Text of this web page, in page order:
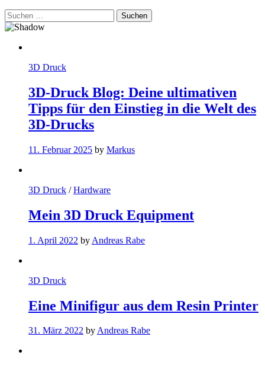
Suchen
nach:
3D Druck
3D-Druck Blog: Deine ultimativen
Tipps für den Einstieg in die Welt des
3D-Drucks
11. Februar 2025 by Markus
3D Druck /Hardware
Mein 3D Druck Equipment
1. April 2022 by Andreas Rabe
3D Druck
Eine Minifigur aus dem Resin Printer
31. März 2022 byAndreas Rabe